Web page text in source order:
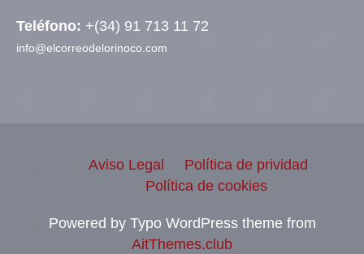
Teléfono: +(34) 91 713 11 72
info@elcorreodelorinoco.com
Aviso Legal
Política de prividad
Política de cookies
Powered by Typo WordPress theme from
AitThemes.club